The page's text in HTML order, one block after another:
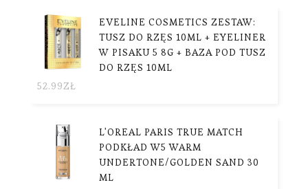
EVELINE COSMETICS ZESTAW:
TUSZ DO RZĘS 10ML + EYELINER
W PISAKU 5 8G + BAZA POD TUSZ
DO RZĘS 10ML
52.99ZŁ
L'OREAL PARIS TRUE MATCH
PODKŁAD W5 WARM
UNDERTONE/GOLDEN SAND 30
ML